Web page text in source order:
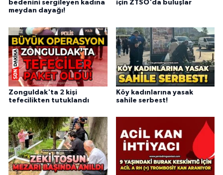
bedenini sergileyen kadına
meydan dayağı!
için ZTSO'da buluşlar
Zonguldak'ta 2 kişi
tefecilikten tutuklandı
Köy kadınlarına yasak
sahile serbest!